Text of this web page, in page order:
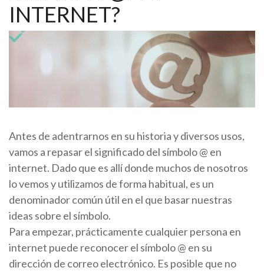
INTERNET?
Antes de adentrarnos en su historia y diversos usos,
vamos a repasar el significado del símbolo @ en
internet. Dado que es allí donde muchos de nosotros
lo vemos y utilizamos de forma habitual, es un
denominador común útil en el que basar nuestras
ideas sobre el símbolo.
Para empezar, prácticamente cualquier persona en
internet puede reconocer el símbolo @ en su
dirección de correo electrónico. Es posible que no